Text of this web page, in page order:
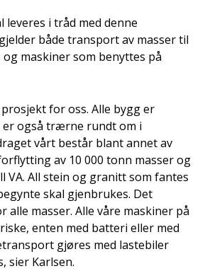
leveres i tråd med denne
både transport av masser til
maskiner som benyttes på
for oss. Alle bygg er
er også trærne rundt om i
vårt består blant annet av
av 10 000 tonn masser og
VA. All stein og granitt som fantes
skal gjenbrukes. Det
alle masser. Alle våre maskiner på
enten med batteri eller med
gjøres med lastebiler
sier Karlsen.